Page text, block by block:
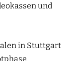
und
in Stuttgart